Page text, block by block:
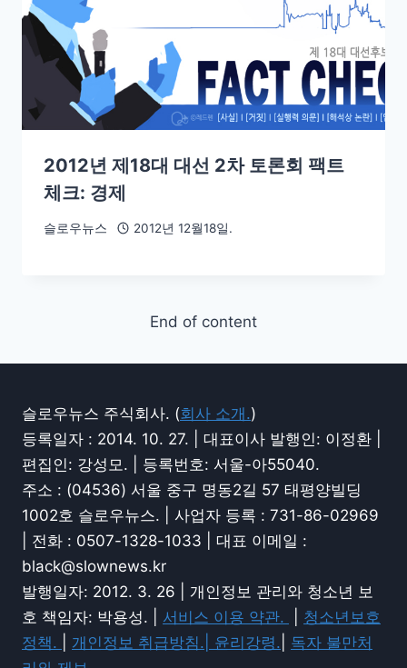
2012년 제18대 대선 2차 토론회 팩트
체크: 경제
슬로우뉴스 2012년 12월18일.
End of content
슬로우뉴스 주식회사. (회사 소개.)
등록일자 : 2014. 10. 27. | 대표이사 발행인: 이정환 |
편집인: 강성모. | 등록번호: 서울-아55040.
주소 : (04536) 서울 중구 명동2길 57 태평양빌딩
1002호 슬로우뉴스. | 사업자 등록 : 731-86-02969
| 전화 : 0507-1328-1033 | 대표 이메일 :
black@slownews.kr
발행일자: 2012. 3. 26 | 개인정보 관리와 청소년 보
호 책임자: 박용성. | 서비스 이용 약관.
청소년보호
정책.
개인정보 취급방침.| 윤리강령.
독자 불만처